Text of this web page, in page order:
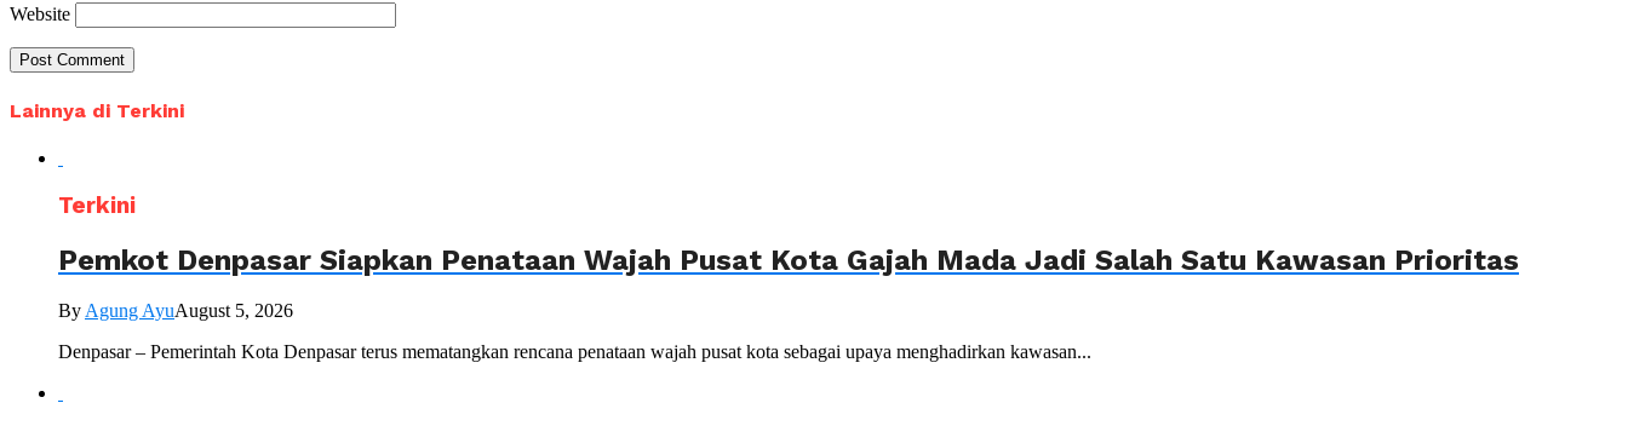
Website
Lainnya di Terkini
Terkini
Pemkot Denpasar Siapkan Penataan Wajah Pusat Kota Gajah Mada Jadi Salah Satu Kawasan Prioritas
ByAgung AyuAugust 5, 2026
Denpasar – Pemerintah Kota Denpasar terus mematangkan rencana penataan wajah pusat kota sebagai upaya menghadirkan kawasan...